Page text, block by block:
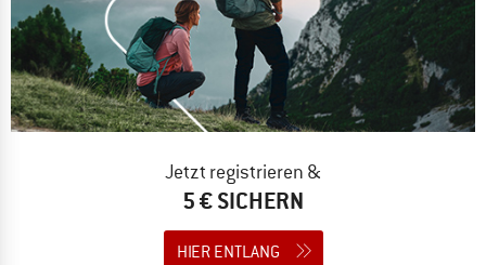
Jetzt registrieren &
5 € SICHERN
HIER ENTLANG